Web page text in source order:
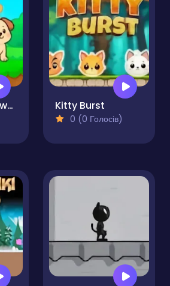
Dog and Cat Sweet Kitty Burst
0 (0 Голосів)